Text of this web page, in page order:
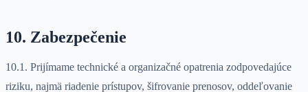
10. Zabezpečenie
10.1. Prijímame technické a organizačné opatrenia zodpovedajúce
riziku, najmä riadenie prístupov, šifrovanie prenosov, oddeľovanie